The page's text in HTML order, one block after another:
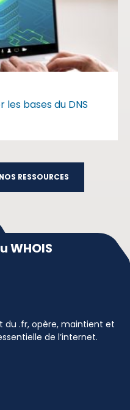
bases du DNS
RESSOURCES
WHOIS
du .fr, opère, maintient et
de l’internet.